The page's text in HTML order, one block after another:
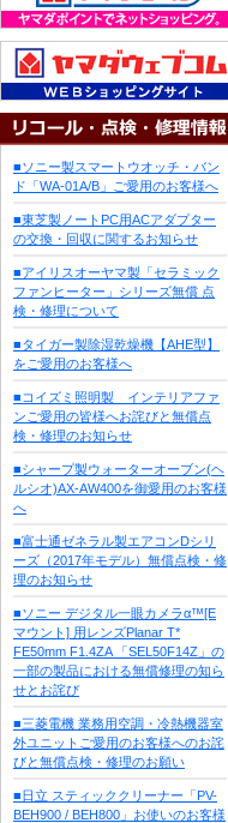
■ソニー製スマートウオッチ・バン
ド「WA-01A/B」ご愛用のお客様へ
■東芝製ノートPC用ACアダプター
の交換・回収に関するお知らせ
■アイリスオーヤマ製「セラミック
ファンヒーター」シリーズ無償 点
検・修理について
■タイガー製除湿乾燥機【AHE型】
をご愛用のお客様へ
■コイズミ照明製 インテリアファ
ンご愛用の皆様へお詫びと無償点
検・修理のお知らせ
■シャープ製ウォーターオーブン(ヘ
ルシオ)AX-AW400を御愛用のお客様
へ
■富士通ゼネラル製エアコンDシリ
ーズ（2017年モデル）無償点検・修
理のお知らせ
■ソニー デジタル一眼カメラα™[E
マウント] 用レンズPlanar T*
FE50mm F1.4ZA 「SEL50F14Z」の
一部の製品における無償修理の知ら
せとお詫び
■三菱電機 業務用空調・冷熱機器室
外ユニットご愛用のお客様へのお詫
びと無償点検・修理のお願い
■日立 スティッククリーナー「PV-
BEH900 / BEH800」お使いのお客様